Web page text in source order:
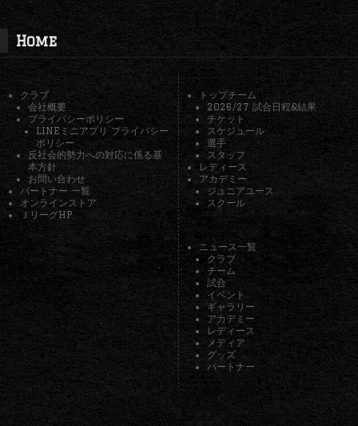
Home
クラブ
会社概要
プライバシーポリシー
LINEミニアプリ プライバシー
ポリシー
反社会的勢力への対応に係る基
本方針
お問い合わせ
パートナー 一覧
オンラインストア
ＪリーグHP
トップチーム
2026/27 試合日程&結果
チケット
スケジュール
選手
スタッフ
レディース
アカデミー
ジュニアユース
スクール
ニュース一覧
クラブ
チーム
試合
イベント
ギャラリー
アカデミー
レディース
メディア
グッズ
パートナー